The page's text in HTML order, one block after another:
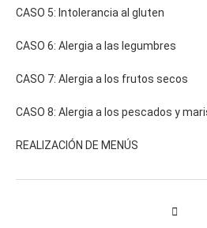
CASO 5: Intolerancia al gluten
CASO 6: Alergia a las legumbres
CASO 7: Alergia a los frutos secos
CASO 8: Alergia a los pescados y
REALIZACIÓN DE MENÚS